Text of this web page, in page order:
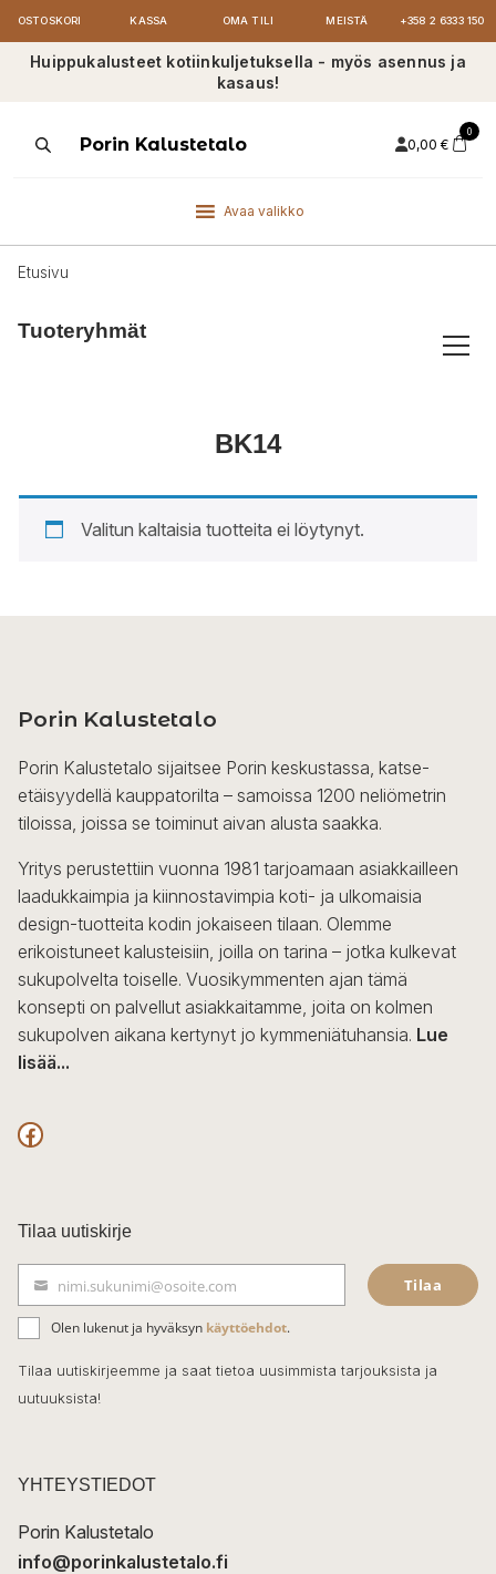
OSTOSKORI KASSA OMA TILI MEISTÄ +358 2 6333 150
Huippukalusteet kotiinkuljetuksella - myös asennus ja
kasaus!
ProductsPorin Kalustetalo 0,00 €
0
Avaa valikko
Etusivu
Tuoteryhmät
BK14
Valitun kaltaisia tuotteita ei löytynyt.
Porin Kalustetalo
Porin Kalustetalo sijaitsee Porin keskustassa, katse-
etäisyydellä kauppatorilta – samoissa 1200 neliömetrin
tiloissa, joissa se toiminut aivan alusta saakka.
Yritys perustettiin vuonna 1981 tarjoamaan asiakkailleen
laadukkaimpia ja kiinnostavimpia koti- ja ulkomaisia
design-tuotteita kodin jokaiseen tilaan. Olemme
erikoistuneet kalusteisiin, joilla on tarina – jotka kulkevat
sukupolvelta toiselle. Vuosikymmenten ajan tämä
konsepti on palvellut asiakkaitamme, joita on kolmen
sukupolven aikana kertynyt jo kymmeniätuhansia. Lue
lisää...
F
c
e
b
o
o
k
Tilaa uutiskirje
ä
h
k
t
nimi.sukunimi@osoite.com Tilaa
Olen lukenut ja hyväksyn käyttöehdot.
Tilaa uutiskirjeemme ja saat tietoa uusimmista tarjouksista ja
uutuuksista!
YHTEYSTIEDOT
Porin Kalustetalo
info@porinkalustetalo.fi